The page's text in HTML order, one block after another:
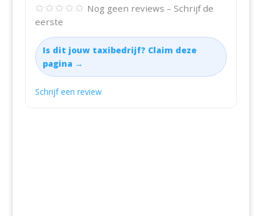
✩✩✩✩✩ Nog geen reviews – Schrijf de
eerste
Is dit jouw taxibedrijf? Claim deze
pagina →
Schrijf een review